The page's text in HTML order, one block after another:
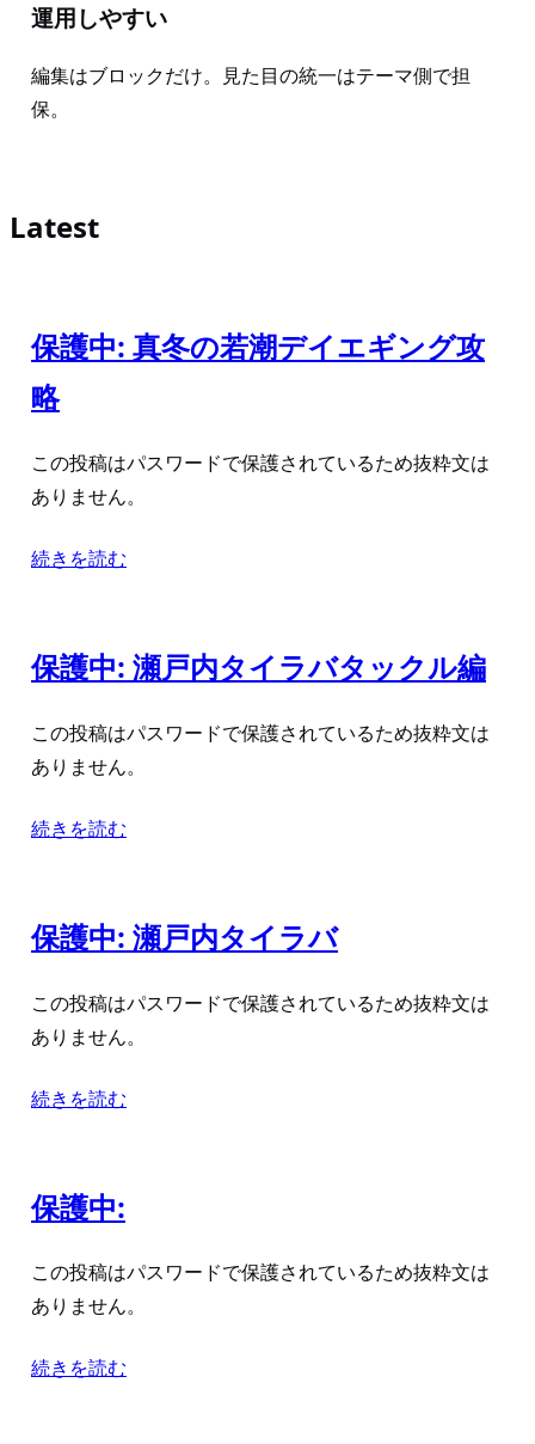
運用しやすい
編集はブロックだけ。見た目の統一はテーマ側で担
保。
Latest
保護中: 真冬の若潮デイエギング攻
略
この投稿はパスワードで保護されているため抜粋文は
ありません。
続きを読む
保護中: 瀬戸内タイラバタックル編
この投稿はパスワードで保護されているため抜粋文は
ありません。
続きを読む
保護中: 瀬戸内タイラバ
この投稿はパスワードで保護されているため抜粋文は
ありません。
続きを読む
保護中:
この投稿はパスワードで保護されているため抜粋文は
ありません。
続きを読む